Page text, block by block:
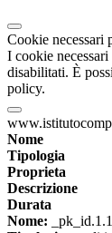
Cookie necessari
I cookie
disabilitati. È
policy.
Nome
Tipologia
Proprieta
Descrizione
Durata
Nome: